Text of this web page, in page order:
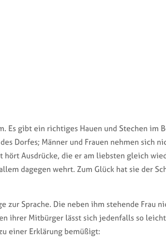
Es gibt ein richtiges Hauen und Stechen im
Dorfes; Männer und Frauen nehmen sich
Ausdrücke, die er am liebsten gleich
dagegen wehrt. Zum Glück hat sie der
zur Sprache. Die neben ihm stehende Frau
ihrer Mitbürger lässt sich jedenfalls so
einer Erklärung bemüßigt: